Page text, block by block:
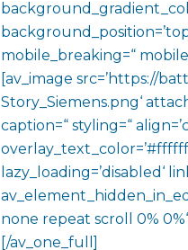
mobile_breaking=“
[av_image src=’https://
Story_Siemens.png‘
caption=“ styling=“
lazy_loading=’disabled‘
none repeat scroll 0%
[/av_one_full]